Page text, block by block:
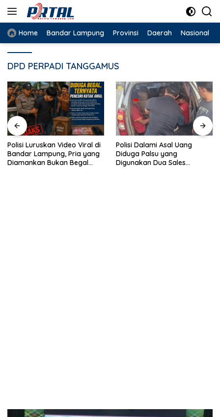
Langsung
konten
Home Bandar Lampung Provinsi Daerah Nasional
DPD PERPADI TANGGAMUS
Polisi Dalami Asal Uang
Diduga Palsu yang
Digunakan Dua Sales
Pengakuan Biro Perjalanan
Tambah Sorotan terhadap
Program Umrah Pemkot